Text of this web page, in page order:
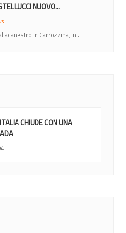
NUOVO...
in Carrozzina, in...
CHIUDE CON UNA